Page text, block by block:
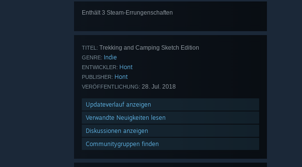
Enthält 3 Steam-Errungenschaften
TITEL: Trekking and Camping Sketch Edition
GENRE: Indie
ENTWICKLER: Hont
PUBLISHER: Hont
VERÖFFENTLICHUNG: 28. Jul. 2018
Updateverlauf anzeigen
Verwandte Neuigkeiten lesen
Diskussionen anzeigen
Communitygruppen finden